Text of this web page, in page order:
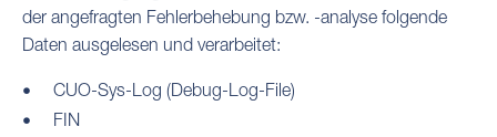
der angefragten Fehlerbehebung bzw. -analyse folgende
Daten ausgelesen und verarbeitet:
CUO-Sys-Log (Debug-Log-File)
FIN